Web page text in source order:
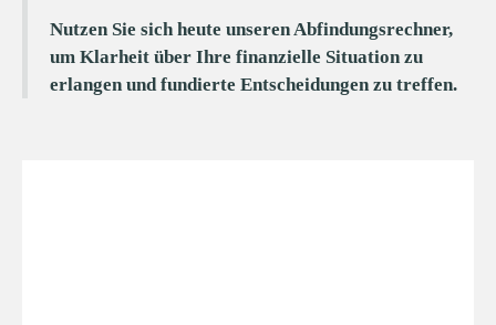
Nutzen Sie sich heute unseren Abfindungsrechner,
um Klarheit über Ihre finanzielle Situation zu
erlangen und fundierte Entscheidungen zu treffen.